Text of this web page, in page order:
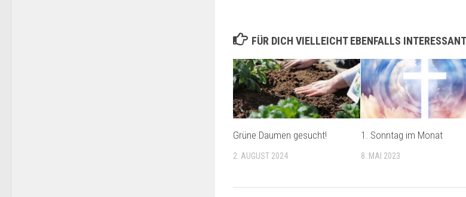
FÜR DICH VIELLEICHT EBENFALLS
Grüne Daumen gesucht!
2. AUGUST 2024
1. Sonntag im Monat
8. MAI 2023